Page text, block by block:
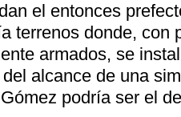
el entonces
terrenos donde, con
armados, se
alcance de una
podría ser el